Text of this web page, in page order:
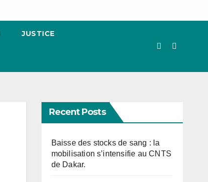
JUSTICE
Recent Posts
Baisse des stocks de sang : la
mobilisation s’intensifie au CNTS
de Dakar.